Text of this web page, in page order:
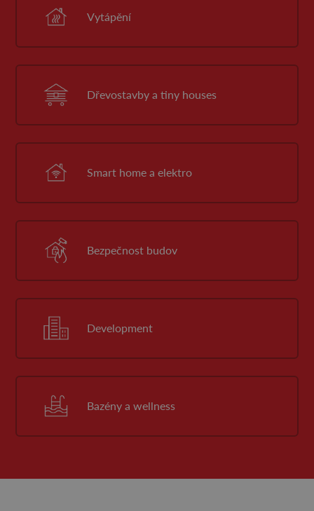
Vytápění
Dřevostavby a tiny houses
Smart home a elektro
Bezpečnost budov
Development
Bazény a wellness